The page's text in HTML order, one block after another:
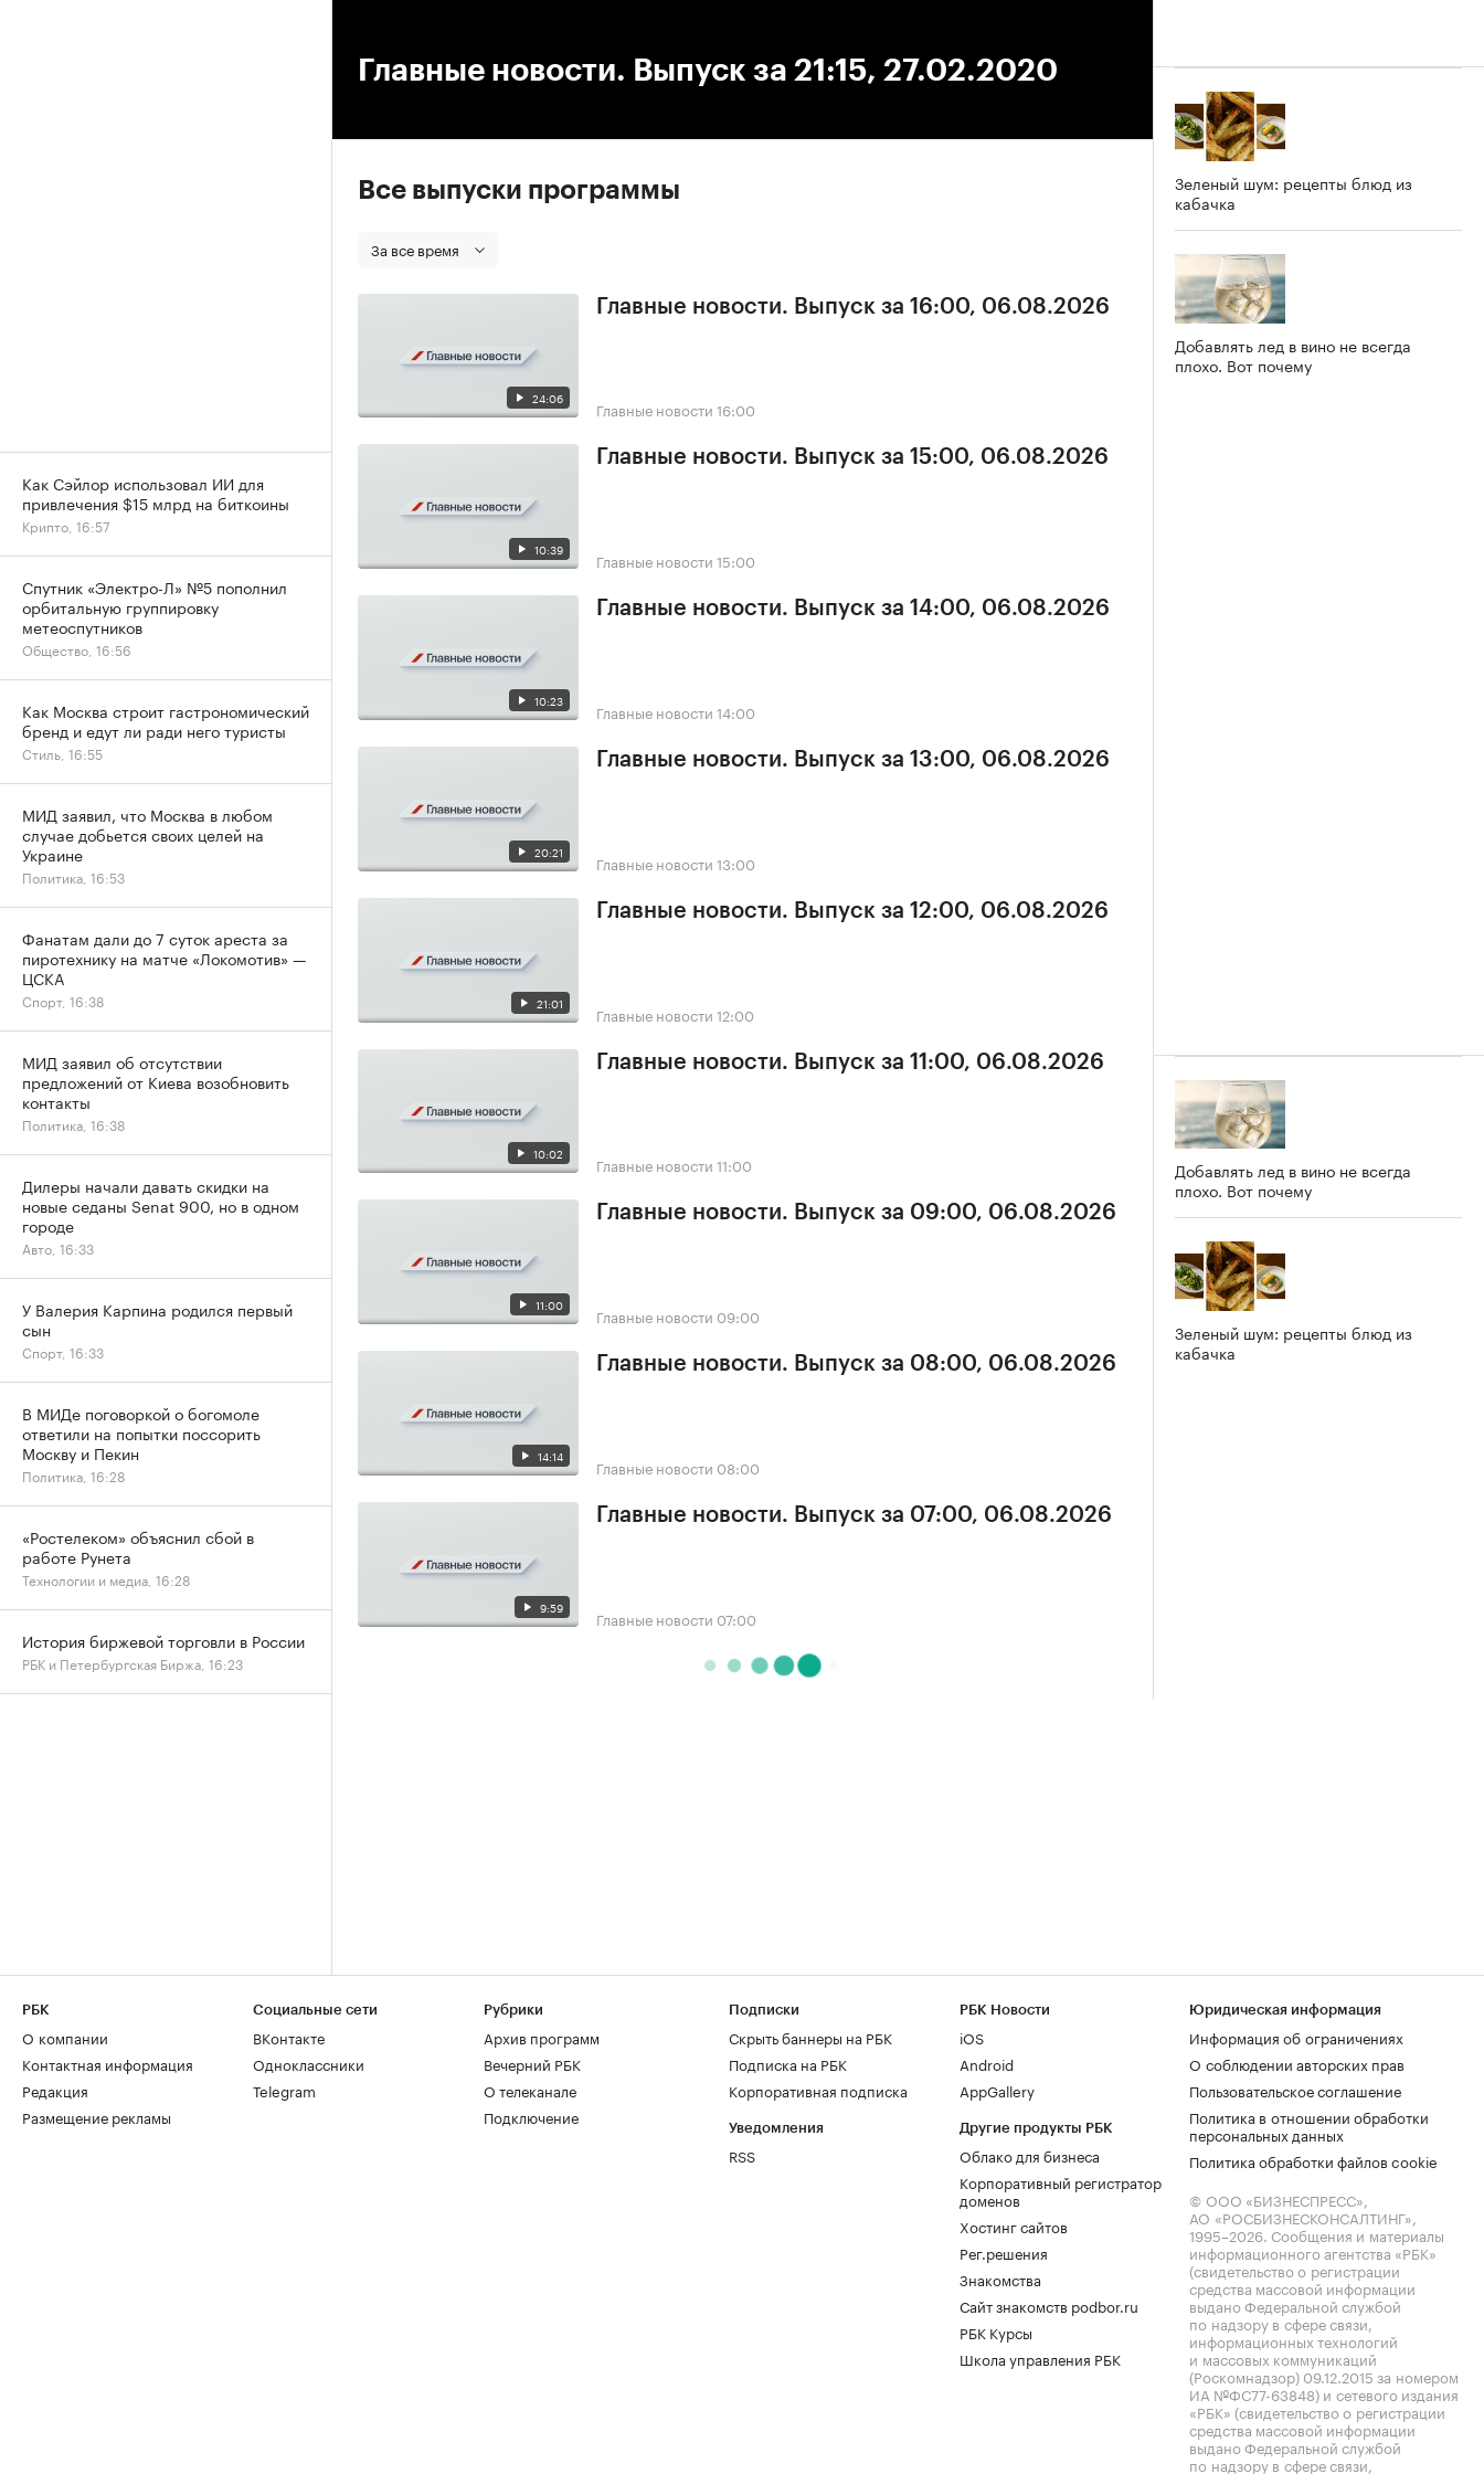
Главные новости. Выпуск за 21:15, 27.02.2020
Все выпуски программы
За все время
24:06
Главные новости. Выпуск за 16:00, 06.08.2026
Главные новости 16:00
10:39
Главные новости. Выпуск за 15:00, 06.08.2026
Главные новости 15:00
10:23
Главные новости. Выпуск за 14:00, 06.08.2026
Главные новости 14:00
20:21
Главные новости. Выпуск за 13:00, 06.08.2026
Главные новости 13:00
21:01
Главные новости. Выпуск за 12:00, 06.08.2026
Главные новости 12:00
10:02
Главные новости. Выпуск за 11:00, 06.08.2026
Главные новости 11:00
11:00
Главные новости. Выпуск за 09:00, 06.08.2026
Главные новости 09:00
14:14
Главные новости. Выпуск за 08:00, 06.08.2026
Главные новости 08:00
9:59
Главные новости. Выпуск за 07:00, 06.08.2026
Главные новости 07:00
Зеленый шум: рецепты блюд из
кабачка
Добавлять лед в вино не всегда
плохо. Вот почему
Добавлять лед в вино не всегда
плохо. Вот почему
Зеленый шум: рецепты блюд из
кабачка
Как Сэйлор использовал ИИ для
привлечения $15 млрд на биткоины
Крипто, 16:57
Спутник «Электро-Л» №5 пополнил
орбитальную группировку
метеоспутников
Общество, 16:56
Как Москва строит гастрономический
бренд и едут ли ради него туристы
Стиль, 16:55
МИД заявил, что Москва в любом
случае добьется своих целей на
Украине
Политика, 16:53
Фанатам дали до 7 суток ареста за
пиротехнику на матче «Локомотив» —
ЦСКА
Спорт, 16:38
МИД заявил об отсутствии
предложений от Киева возобновить
контакты
Политика, 16:38
Дилеры начали давать скидки на
новые седаны Senat 900, но в одном
городе
Авто, 16:33
У Валерия Карпина родился первый
сын
Спорт, 16:33
В МИДе поговоркой о богомоле
ответили на попытки поссорить
Москву и Пекин
Политика, 16:28
«Ростелеком» объяснил сбой в
работе Рунета
Технологии и медиа, 16:28
История биржевой торговли в России
РБК и Петербургская Биржа, 16:23
РБК
О компании
Контактная информация
Редакция
Размещение рекламы
Социальные сети
ВКонтакте
Одноклассники
Telegram
Рубрики
Архив программ
Вечерний РБК
О телеканале
Подключение
Подписки
Скрыть баннеры на РБК
Подписка на РБК
Корпоративная подписка
Уведомления
RSS
РБК Новости
iOS
Android
AppGallery
Другие продукты РБК
Облако для бизнеса
Корпоративный регистратор
доменов
Хостинг сайтов
Рег.решения
Знакомства
Сайт знакомств podbor.ru
РБК Курсы
Школа управления РБК
Юридическая информация
Информация об ограничениях
О соблюдении авторских прав
Пользовательское соглашение
Политика в отношении обработки
персональных данных
Политика обработки файлов cookie
© ООО «БИЗНЕСПРЕСС»,
АО «РОСБИЗНЕСКОНСАЛТИНГ»,
1995–2026. Сообщения и материалы
информационного агентства «РБК»
(свидетельство о регистрации
средства массовой информации
выдано Федеральной службой
по надзору в сфере связи,
информационных технологий
и массовых коммуникаций
(Роскомнадзор) 09.12.2015 за номером
ИА №ФС77-63848) и сетевого издания
«РБК» (свидетельство о регистрации
средства массовой информации
выдано Федеральной службой
по надзору в сфере связи,